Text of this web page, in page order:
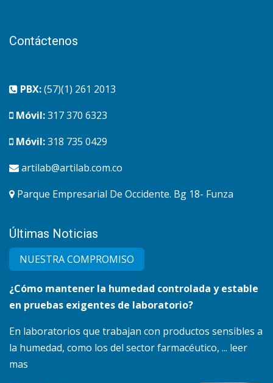
Contáctenos
PBX:(57)(1) 261 2013
Móvil:317 370 6323
Móvil:318 735 0429
artilab@artilab.com.co
Parque Empresarial De Occidente. Bg 18- Funza
Últimas Noticias
NUESTRA COMPRO​MISO
¿Cómo mantener la humedad controlada y estable
en pruebas exigentes de laboratorio?
En laboratorios que trabajan con productos sensibles a
la humedad, como los del sector farmacéutico, ... leer
mas